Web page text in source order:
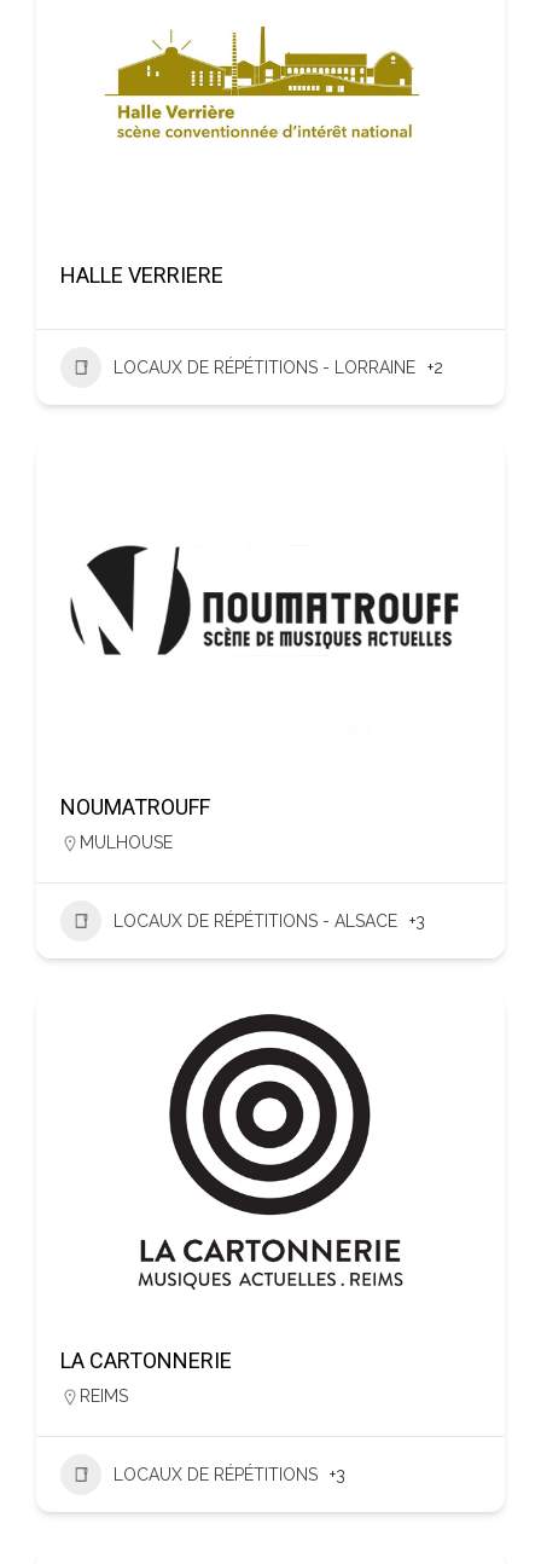
HALLE VERRIERE
LOCAUX DE RÉPÉTITIONS - LORRAINE +2
NOUMATROUFF
MULHOUSE
LOCAUX DE RÉPÉTITIONS - ALSACE +3
LA CARTONNERIE
REIMS
LOCAUX DE RÉPÉTITIONS +3